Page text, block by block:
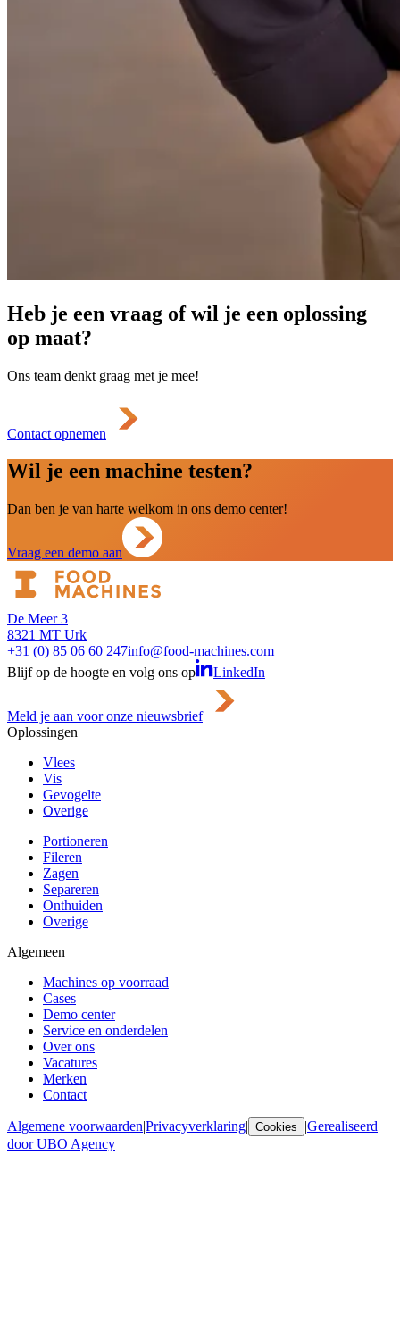
Heb je een vraag of wil je een oplossing
op maat?
Ons team denkt graag met je mee!
Contact opnemen
Wil je een machine testen?
Dan ben je van harte welkom in ons demo center!
Vraag een demo aan
De Meer 3
8321 MT Urk
+31 (0) 85 06 60 247info@food-machines.com
Blijf op de hoogte en volg ons op
LinkedIn
Meld je aan voor onze nieuwsbrief
Oplossingen
Vlees
Vis
Gevogelte
Overige
Portioneren
Fileren
Zagen
Separeren
Onthuiden
Overige
Algemeen
Machines op voorraad
Cases
Demo center
Service en onderdelen
Over ons
Vacatures
Merken
Contact
Algemene voorwaarden|Privacyverklaring| Cookies |Gerealiseerd
door UBO Agency